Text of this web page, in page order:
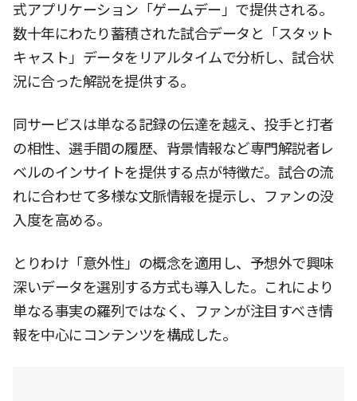
式アプリケーション「ゲームデー」で提供される。
数十年にわたり蓄積された試合データと「スタット
キャスト」データをリアルタイムで分析し、試合状
況に合った解説を提供する。
同サービスは単なる記録の伝達を越え、投手と打者
の相性、選手間の履歴、背景情報など専門解説者レ
ベルのインサイトを提供する点が特徴だ。試合の流
れに合わせて多様な文脈情報を提示し、ファンの没
入度を高める。
とりわけ「意外性」の概念を適用し、予想外で興味
深いデータを選別する方式も導入した。これにより
単なる事実の羅列ではなく、ファンが注目すべき情
報を中心にコンテンツを構成した。